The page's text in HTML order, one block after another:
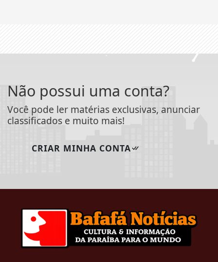
Não possui uma conta?
Você pode ler matérias exclusivas, anunciar
classificados e muito mais!
CRIAR MINHA CONTA